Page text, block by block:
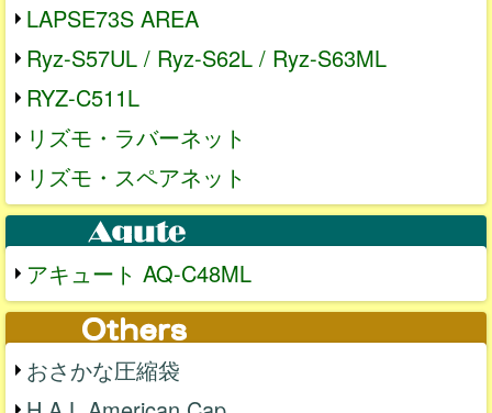
LAPSE73S AREA
Ryz-S57UL / Ryz-S62L / Ryz-S63ML
RYZ-C511L
リズモ・ラバーネット
リズモ・スペアネット
アキュート AQ-C48ML
おさかな圧縮袋